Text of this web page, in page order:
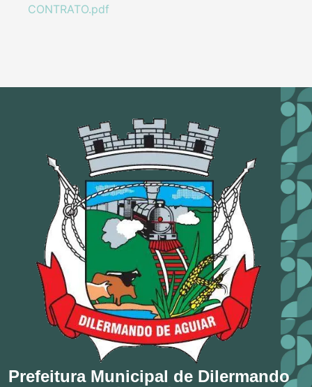
CONTRATO.pdf
Prefeitura Municipal de Dilermando